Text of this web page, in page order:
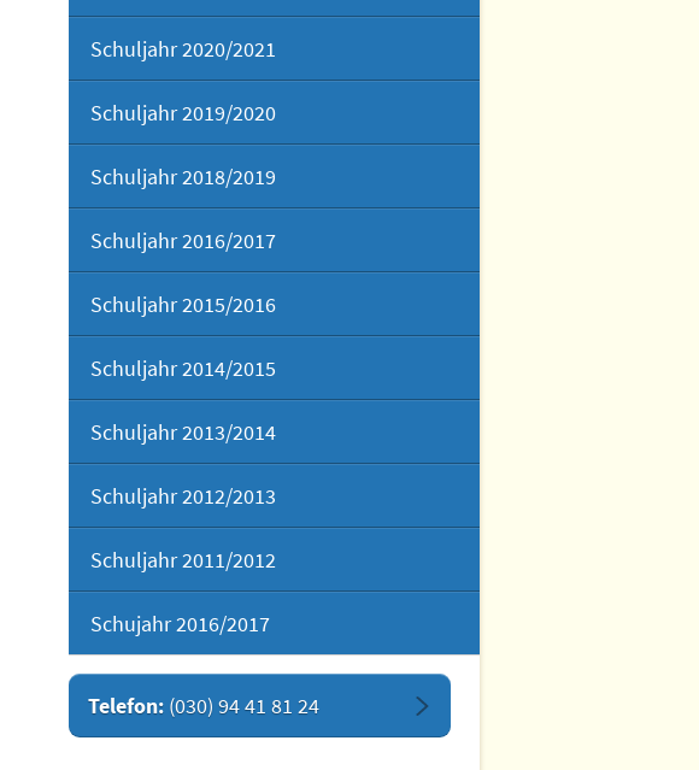
Schuljahr 2020/2021
Schuljahr 2019/2020
Schuljahr 2018/2019
Schuljahr 2016/2017
Schuljahr 2015/2016
Schuljahr 2014/2015
Schuljahr 2013/2014
Schuljahr 2012/2013
Schuljahr 2011/2012
Schujahr 2016/2017
Telefon: (030) 94 41 81 24